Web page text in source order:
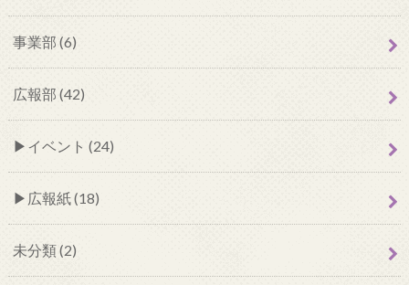
事業部 (6)
広報部 (42)
イベント (24)
広報紙 (18)
未分類 (2)